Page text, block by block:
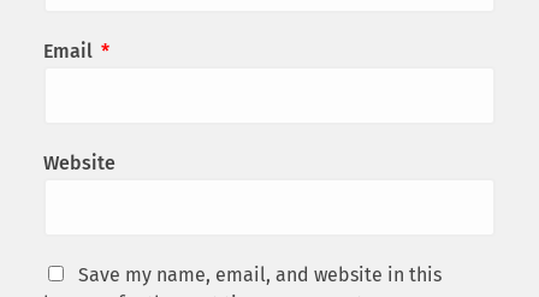
Email *
Website
Save my name, email, and website in this